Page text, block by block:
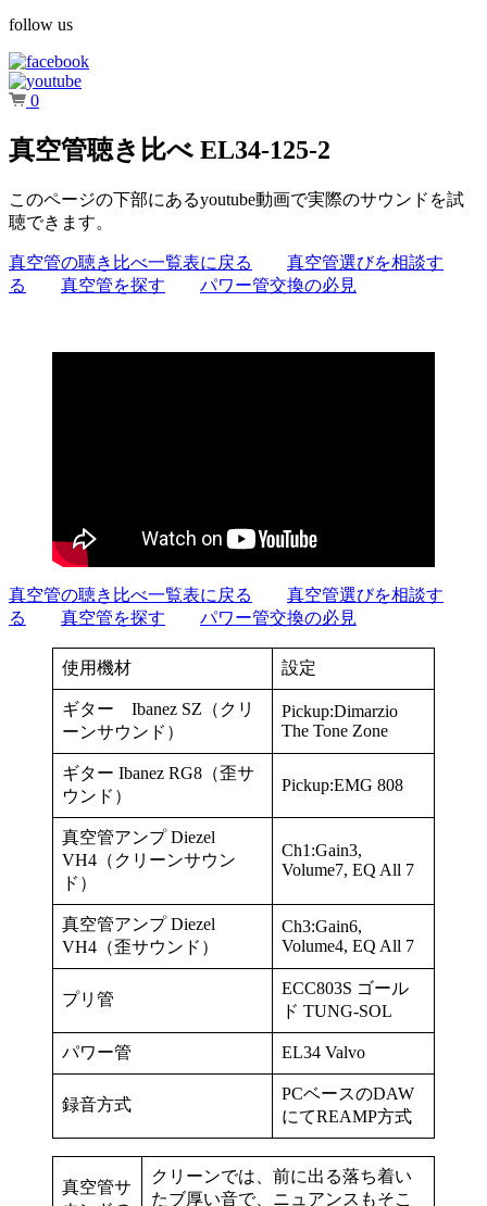
follow us
0
真空管聴き比べ EL34-125-2
このページの下部にあるyoutube動画で実際のサウンドを試
聴できます。
真空管の聴き比べ一覧表に戻る
真空管選びを相談す
る
真空管を探す パワー管交換の必見
真空管の聴き比べ一覧表に戻る
真空管選びを相談す
る
真空管を探す パワー管交換の必見
使用機材 設定
ギター Ibanez SZ（クリ
ーンサウンド）
Pickup:Dimarzio
The Tone Zone
ギター Ibanez RG8（歪サ
ウンド）
Pickup:EMG 808
真空管アンプ Diezel
VH4（クリーンサウン
ド）
Ch1:Gain3,
Volume7, EQ All 7
真空管アンプ Diezel
VH4（歪サウンド）
Ch3:Gain6,
Volume4, EQ All 7
プリ管
ECC803S ゴール
ド TUNG-SOL
パワー管 EL34 Valvo
録音方式
PCベースのDAW
にてREAMP方式
真空管サ
クリーンでは、前に出る落ち着い
たブ厚い音で、ニュアンスもそこ